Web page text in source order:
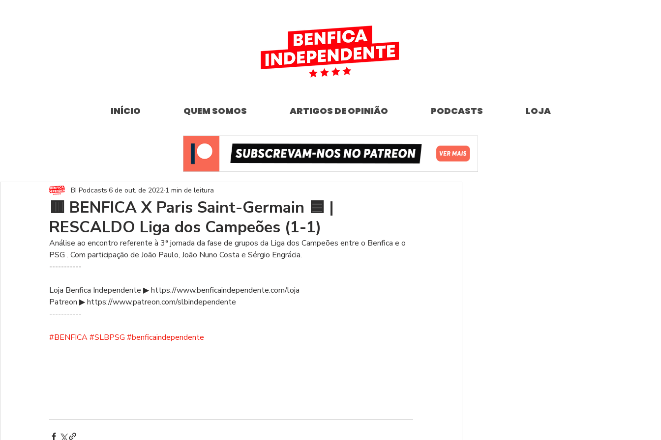
INÍCIO QUEM SOMOS ARTIGOS DE OPINIÃO PODCASTS LOJA
🟥 BENFICA X Paris Saint-Germain 🟦 |
RESCALDO Liga dos Campeões (1-1)
BI Podcasts 6 de out. de 2022 1 min de leitura
Análise ao encontro referente à 3ª jornada da fase de grupos da Liga dos Campeões entre o Benfica e o
PSG . Com participação de João Paulo, João Nuno Costa e Sérgio Engrácia.
-----------
Loja Benfica Independente ▶ https://www.benficaindependente.com/loja
Patreon ▶ https://www.patreon.com/slbindependente
-----------
#BENFICA#SLBPSG #benficaindependente